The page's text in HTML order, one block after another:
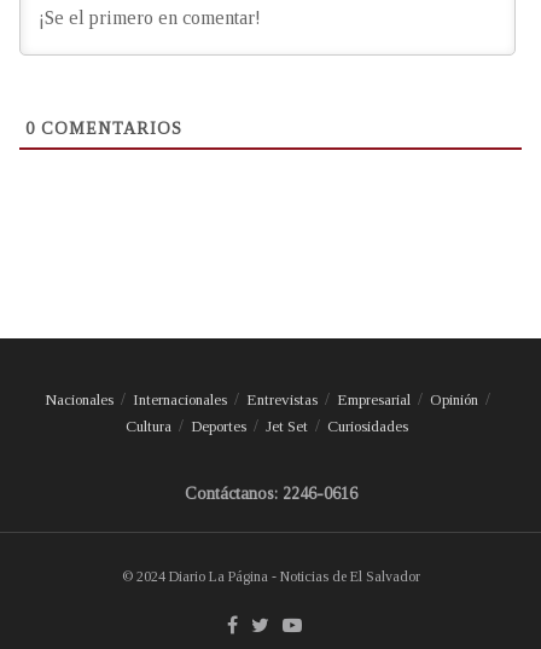
0 COMENTARIOS
Nacionales Internacionales Entrevistas Empresarial
Opinión
Cultura
Deportes Jet Set Curiosidades
Contáctanos: 2246-0616
© 2024 Diario La Página - Noticias de El Salvador